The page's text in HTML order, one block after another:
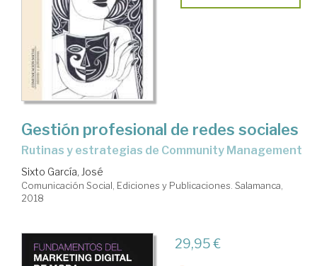
Gestión profesional de redes sociales
rutinas y estrategias de Community Management
Sixto García, José
Comunicación Social, Ediciones y Publicaciones. Salamanca,
2018
29,95 €